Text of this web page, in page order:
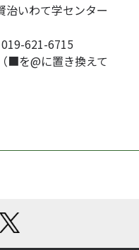
治いわて学センター
621-6715
を@に置き換えて